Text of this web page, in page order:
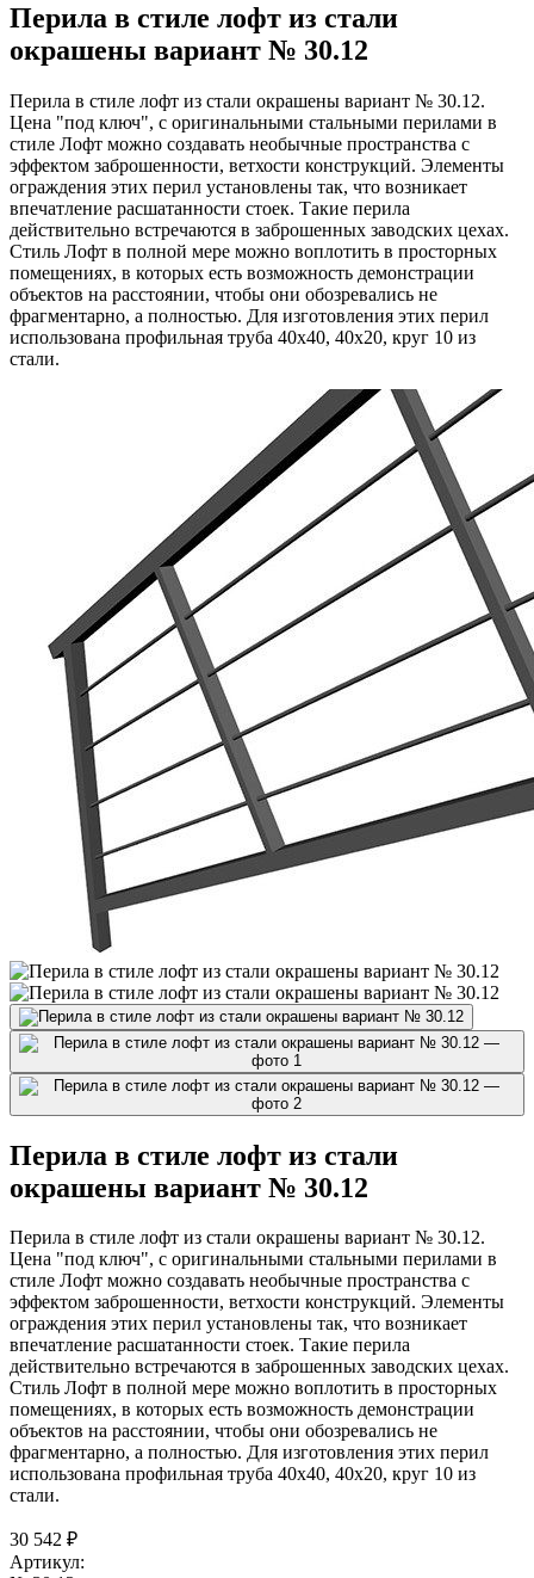
Перила в стиле лофт из стали
окрашены вариант № 30.12
Перила в стиле лофт из стали окрашены вариант № 30.12.
Цена "под ключ", с оригинальными стальными перилами в
стиле Лофт можно создавать необычные пространства с
эффектом заброшенности, ветхости конструкций. Элементы
ограждения этих перил установлены так, что возникает
впечатление расшатанности стоек. Такие перила
действительно встречаются в заброшенных заводских цехах.
Стиль Лофт в полной мере можно воплотить в просторных
помещениях, в которых есть возможность демонстрации
объектов на расстоянии, чтобы они обозревались не
фрагментарно, а полностью. Для изготовления этих перил
использована профильная труба 40х40, 40х20, круг 10 из
стали.
Перила в стиле лофт из стали
окрашены вариант № 30.12
Перила в стиле лофт из стали окрашены вариант № 30.12.
Цена "под ключ", с оригинальными стальными перилами в
стиле Лофт можно создавать необычные пространства с
эффектом заброшенности, ветхости конструкций. Элементы
ограждения этих перил установлены так, что возникает
впечатление расшатанности стоек. Такие перила
действительно встречаются в заброшенных заводских цехах.
Стиль Лофт в полной мере можно воплотить в просторных
помещениях, в которых есть возможность демонстрации
объектов на расстоянии, чтобы они обозревались не
фрагментарно, а полностью. Для изготовления этих перил
использована профильная труба 40х40, 40х20, круг 10 из
стали.
30 542 ₽
Артикул: